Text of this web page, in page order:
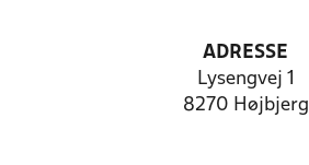
ADRESSE
Lysengvej 1
8270 Højbjerg